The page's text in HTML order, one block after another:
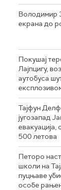
Володимир
екрана до
Покушај
Лајпцигу,
аутобуса
Тајфун
југозапад
500 летова
Петоро
школи на
пуцњаве
особе